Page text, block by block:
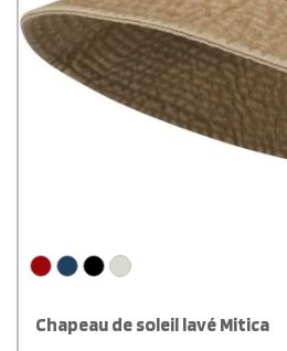
Chapeau de soleil lavé Mitica